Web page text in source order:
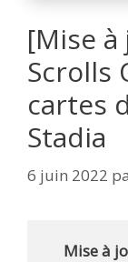
[Mise
Scrolls
cartes
Stadia
6 juin 2022
Mise à